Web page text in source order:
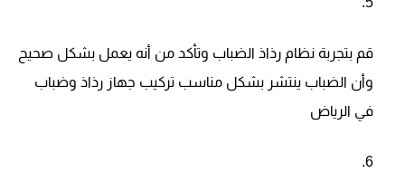
قم بتجربة نظام رذاذ الضباب وتأكد من أنه يعمل بشكل صحيح
وأن الضباب ينتشر بشكل مناسب تركيب جهاز رذاذ وضباب
في الرياض